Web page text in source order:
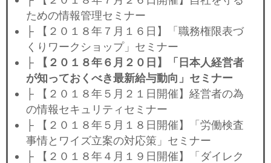
ための情報管理セミナー
├ 【２０１８年７月１６日】「職務権限表づ
くりワークショップ」セミナー
├
【２０１８年６月２０日】「日本人経営者
が知っておくべき最新給与動向」セミナー
├ 【２０１８年５月２１日開催】経営者の為
の情報セキュリティセミナー
├ 【２０１８年５月１８日開催】「労働検査
事情とワイズ立案の対応策」セミナー
├ 【２０１８年４月１９日開催】「ダイレク